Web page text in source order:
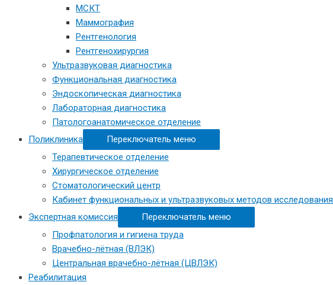
МСКТ
Маммография
Рентгенология
Рентгенохирургия
Ультразвуковая диагностика
Функциональная диагностика
Эндоскопическая диагностика
Лабораторная диагностика
Патологоанатомическое отделение
Поликлиника
Переключатель меню
Терапевтическое отделение
Хирургическое отделение
Стоматологический центр
Кабинет функциональных и ультразвуковых методов исследования
Экспертная комиссия
Переключатель меню
Профпатология и гигиена труда
Врачебно-лётная (ВЛЭК)
Центральная врачебно-лётная (ЦВЛЭК)
Реабилитация